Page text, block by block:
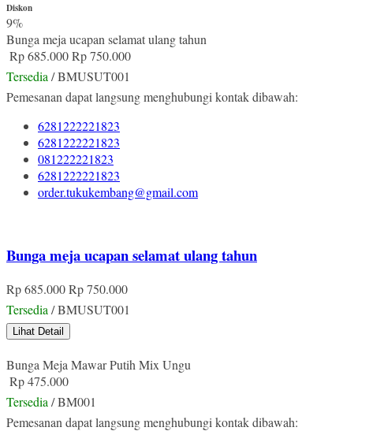
Diskon
9%
Bunga meja ucapan selamat ulang tahun
Rp 685.000Rp 750.000
Tersedia/ BMUSUT001
Pemesanan dapat langsung menghubungi kontak dibawah:
6281222221823
6281222221823
081222221823
6281222221823
order.tukukembang@gmail.com
Bunga meja ucapan selamat ulang tahun
Rp 685.000Rp 750.000
Tersedia / BMUSUT001
Lihat Detail
Bunga Meja Mawar Putih Mix Ungu
Rp 475.000
Tersedia / BM001
Pemesanan dapat langsung menghubungi kontak dibawah: